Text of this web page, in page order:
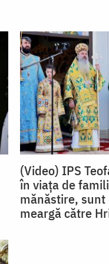
(Video) IPS
în viața de
mănăstire, sunt
meargă către